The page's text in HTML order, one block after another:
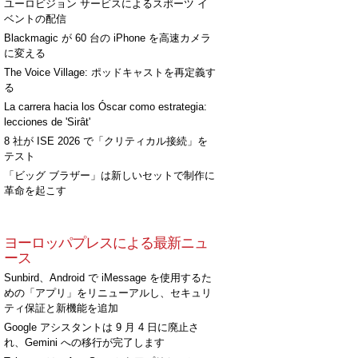
ユーロビジョン サービスによるスポーツ イ
ベントの配信
Blackmagic が 60 台の iPhone を高速カメラ
に変える
The Voice Village: ポッドキャストを再定義す
る
La carrera hacia los Óscar como estrategia:
lecciones de 'Sirât'
8 社が ISE 2026 で「クリティカル接続」を
テスト
「ビッグ ブラザー」は新しいセットで制作に
革命を起こす
ヨーロッパプレスによる最新ニュ
ース
Sunbird、Android で iMessage を使用するた
めの「アプリ」をリニューアルし、セキュリ
ティ保証と新機能を追加
Google アシスタントは 9 月 4 日に廃止さ
れ、Gemini への移行が完了します